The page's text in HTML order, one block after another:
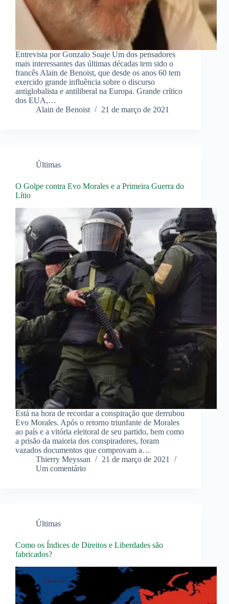
Entrevista por Gonzalo Soaje Um dos pensadores
mais interessantes das últimas décadas tem sido o
francês Alain de Benoist, que desde os anos 60 tem
exercido grande influência sobre o discurso
antiglobalista e antiliberal na Europa. Grande crítico
dos EUA,…
Alain de Benoist
21 de março de 2021
Últimas
O Golpe contra Evo Morales e a Primeira Guerra do
Lítio
Está na hora de recordar a conspiração que derrubou
Evo Morales. Após o retorno triunfante de Morales
ao país e a vitória eleitoral de seu partido, bem como
a prisão da maioria dos conspiradores, foram
vazados documentos que comprovam a…
Thierry Meyssan
21 de março de 2021
Um comentário
Últimas
Como os Índices de Direitos e Liberdades são
fabricados?